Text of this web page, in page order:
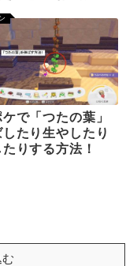
で「つたの葉」
たり生やしたり
りする方法！